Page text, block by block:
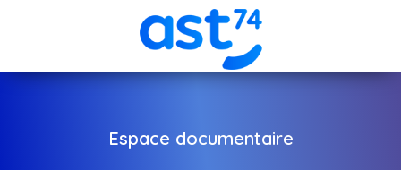
Espace documentaire